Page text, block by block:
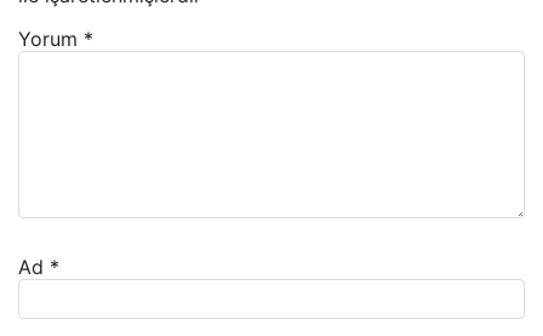
Yorum *
Ad *